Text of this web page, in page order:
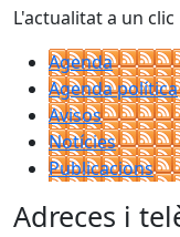
L'actualitat a un clic
Agenda
Agenda política
Avisos
Notícies
Publicacions
Adreces i